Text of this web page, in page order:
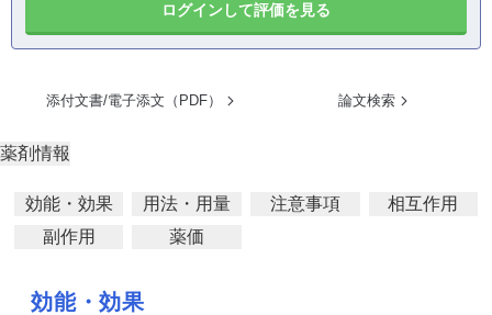
ログインして評価を見る
添付文書/電子添文（PDF） 論文検索
薬剤情報
効能・効果 用法・用量 注意事項
相互作用
副作用
薬価
効能・効果